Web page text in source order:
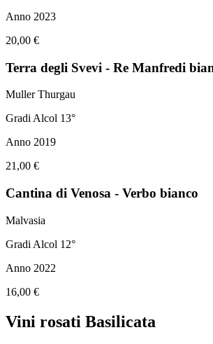
Anno 2023
20,00 €
Terra degli Svevi - Re Manfredi
Muller Thurgau
Gradi Alcol 13°
Anno 2019
21,00 €
Cantina di Venosa - Verbo bianco
Malvasia
Gradi Alcol 12°
Anno 2022
16,00 €
Vini rosati Basilicata